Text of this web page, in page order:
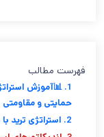
فهرست مطالب
1. 📊آموزش
حمایتی و مقاومتی
2. استراتژی ترید با سوپر حمایت و مقاومت چیست؟